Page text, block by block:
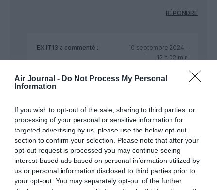
Air Journal - Do Not Process My Personal
Information
If you wish to opt-out of the sale, sharing to third parties, or
processing of your personal or sensitive information for
targeted advertising by us, please use the below opt-out
section to confirm your selection. Please note that after your
opt-out request is processed you may continue seeing
interest-based ads based on personal information utilized by
us or personal information disclosed to third parties prior to
your opt-out. You may separately opt-out of the further
RÉPONDRE
EX IT13 a commenté :
10 septembre 2024 -
12 h 02 min
pièces agricoles d un nouveau genre de culture !!!!!
CecildeMille a commenté :
10 septembre 2024 - 11 h
55 min
Que celui, ou celle, qui n’est jamais tombé en panne
d’essence leur jette la première pierre.